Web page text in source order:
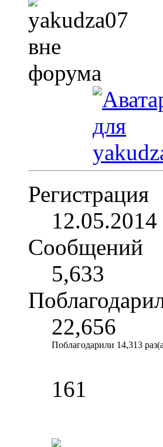
Регистрация
12.05.2014
Сообщений
5,633
22,656
Поблагодарили 14,313
161